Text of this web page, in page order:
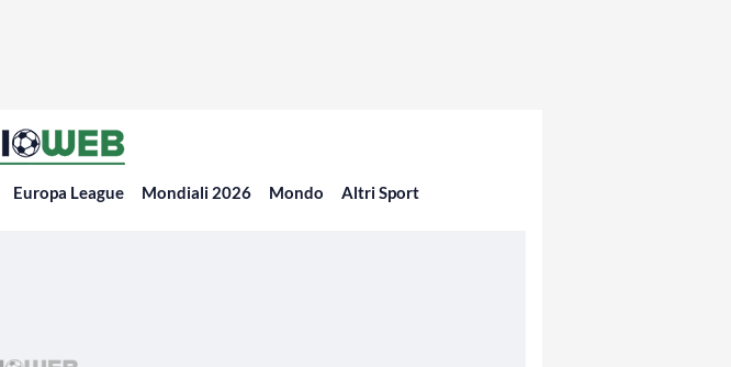
Europa League Mondiali 2026 Mondo Altri Sport